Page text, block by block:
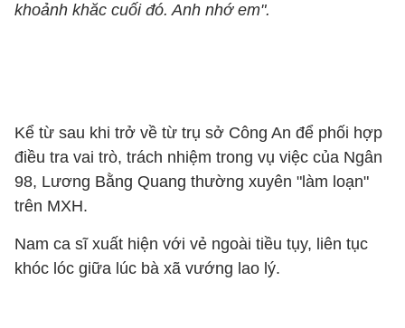
khoảnh khăc cuối đó. Anh nhớ em".
Kể từ sau khi trở về từ trụ sở Công An để phối hợp
điều tra vai trò, trách nhiệm trong vụ việc của Ngân
98, Lương Bằng Quang thường xuyên "làm loạn"
trên MXH.
Nam ca sĩ xuất hiện với vẻ ngoài tiều tụy, liên tục
khóc lóc giữa lúc bà xã vướng lao lý.